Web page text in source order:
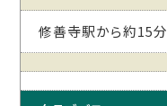
修善寺駅から約15分